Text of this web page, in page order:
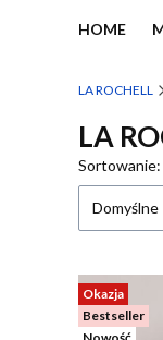
HOME
LA ROCHELL
LA
Lista
Sortowanie:
Domyślne
Okazja
Bestseller